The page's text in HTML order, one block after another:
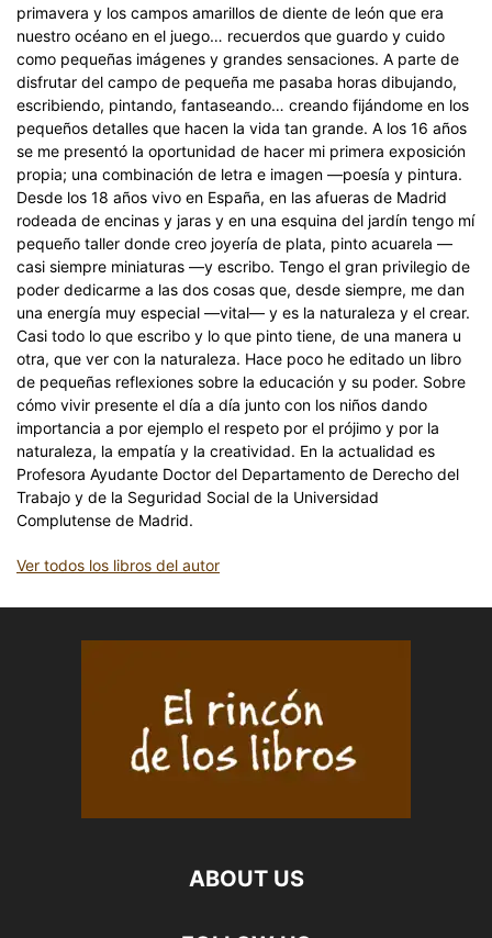
primavera y los campos amarillos de diente de león que era
nuestro océano en el juego… recuerdos que guardo y cuido
como pequeñas imágenes y grandes sensaciones. A parte de
disfrutar del campo de pequeña me pasaba horas dibujando,
escribiendo, pintando, fantaseando… creando fijándome en los
pequeños detalles que hacen la vida tan grande. A los 16 años
se me presentó la oportunidad de hacer mi primera exposición
propia; una combinación de letra e imagen —poesía y pintura.
Desde los 18 años vivo en España, en las afueras de Madrid
rodeada de encinas y jaras y en una esquina del jardín tengo mí
pequeño taller donde creo joyería de plata, pinto acuarela —
casi siempre miniaturas —y escribo. Tengo el gran privilegio de
poder dedicarme a las dos cosas que, desde siempre, me dan
una energía muy especial —vital— y es la naturaleza y el crear.
Casi todo lo que escribo y lo que pinto tiene, de una manera u
otra, que ver con la naturaleza. Hace poco he editado un libro
de pequeñas reflexiones sobre la educación y su poder. Sobre
cómo vivir presente el día a día junto con los niños dando
importancia a por ejemplo el respeto por el prójimo y por la
naturaleza, la empatía y la creatividad. En la actualidad es
Profesora Ayudante Doctor del Departamento de Derecho del
Trabajo y de la Seguridad Social de la Universidad
Complutense de Madrid.
Ver todos los libros del autor
ABOUT US